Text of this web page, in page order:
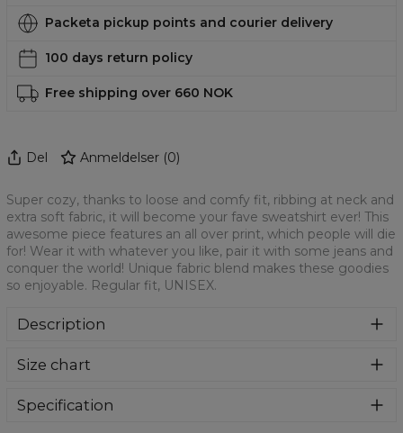
Packeta pickup points and courier delivery
100 days return policy
Free shipping over 660 NOK
Del Anmeldelser (0)
Super cozy, thanks to loose and comfy fit, ribbing at neck and
extra soft fabric, it will become your fave sweatshirt ever! This
awesome piece features an all over print, which people will die
for! Wear it with whatever you like, pair it with some jeans and
conquer the world! Unique fabric blend makes these goodies
so enjoyable. Regular fit, UNISEX.
Description
bawełny i poliestru z wysokiej jakości nadrukiem z przodu i
długie rękawy. Trwałe, wzmocnione szwy są kolorowe, aby
Size chart
Specification